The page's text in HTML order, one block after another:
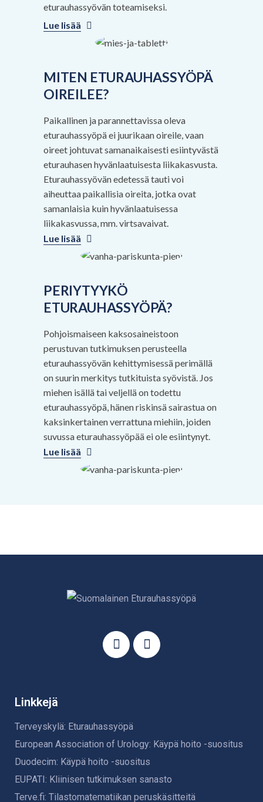
eturauhassyövän toteamiseksi.
Lue lisää
MITEN ETURAUHASSYÖPÄ
OIREILEE?
Paikallinen ja parannettavissa oleva
eturauhassyöpä ei juurikaan oireile, vaan
oireet johtuvat samanaikaisesti esiintyvästä
eturauhasen hyvänlaatuisesta liikakasvusta.
Eturauhassyövän edetessä tauti voi
aiheuttaa paikallisia oireita, jotka ovat
samanlaisia kuin hyvänlaatuisessa
liikakasvussa, mm. virtsavaivat.
Lue lisää
PERIYTYYKÖ
ETURAUHASSYÖPÄ?
Pohjoismaiseen kaksosaineistoon
perustuvan tutkimuksen perusteella
eturauhassyövän kehittymisessä perimällä
on suurin merkitys tutkituista syövistä. Jos
miehen isällä tai veljellä on todettu
eturauhassyöpä, hänen riskinsä sairastua on
kaksinkertainen verrattuna miehiin, joiden
suvussa eturauhassyöpää ei ole esiintynyt.
Lue lisää
Linkkejä
Terveyskylä: Eturauhassyöpä
European Association of Urology: Käypä hoito -suositus
Duodecim: Käypä hoito -suositus
EUPATI: Kliinisen tutkimuksen sanasto
Terve.fi: Tilastomatematiikan peruskäsitteitä